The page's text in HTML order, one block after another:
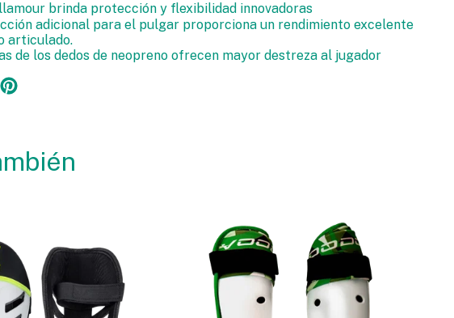
brinda protección y flexibilidad innovadoras
adicional para el pulgar proporciona un rendimiento excelente
articulado.
de los dedos de neopreno ofrecen mayor destreza al jugador